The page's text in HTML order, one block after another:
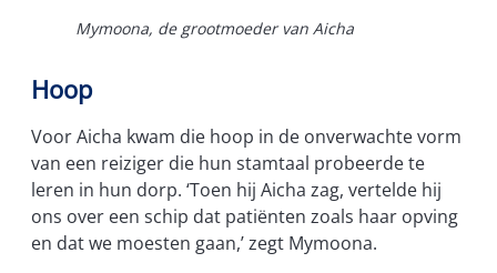
Mymoona, de grootmoeder van Aicha
Hoop
Voor Aicha kwam die hoop in de onverwachte vorm
van een reiziger die hun stamtaal probeerde te
leren in hun dorp. ‘Toen hij Aicha zag, vertelde hij
ons over een schip dat patiënten zoals haar opving
en dat we moesten gaan,’ zegt Mymoona.